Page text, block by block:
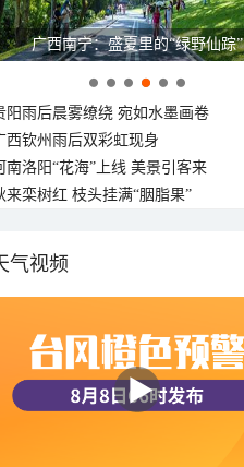
广西南宁：盛夏里的“绿野仙踪”
阳雨后晨雾缭绕 宛如水墨画卷
西钦州雨后双彩虹现身
南洛阳“花海”上线 美景引客来
来栾树红 枝头挂满“胭脂果”
气视频